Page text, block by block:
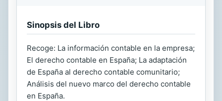
Sinopsis del Libro
Recoge: La información contable en la empresa;
El derecho contable en España; La adaptación
de España al derecho contable comunitario;
Análisis del nuevo marco del derecho contable
en España.